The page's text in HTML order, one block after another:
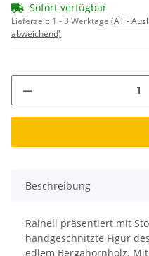
Sofort verfügbar
Lieferzeit: 1 - 3 Werktage (AT -
abweichend)
Beschreibung
Rainell präsentiert mit
handgeschnitzte Figur
edlem Bergahornholz.